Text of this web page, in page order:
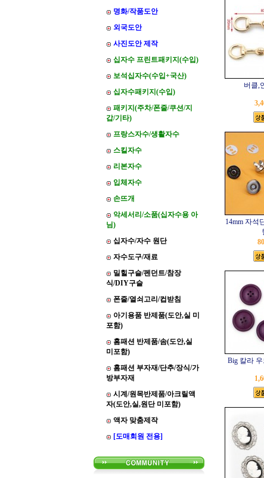
명화/작품도안
외국도안
사진도안 제작
십자수 프린트패키지(수입)
보석십자수(수입+국산)
십자수패키지(수입)
패키지(주차/폰줄/쿠션/지
갑/기타)
프랑스자수/생활자수
스킬자수
리본자수
입체자수
손뜨개
악세서리/소품(십자수용 아
님)
십자수/자수 원단
자수도구/재료
밀힐구슬/펜던트/참장
식/DIY구슬
폰줄/열쇠고리/컵받침
아기용품 반제품(도안,실 미
포함)
홈패션 반제품/솜(도안,실
미포함)
홈패션 부자재/단추/장식/가
방부자재
시계/원목반제품/아크릴액
자(도안,실,원단 미포함)
액자 맞춤제작
[도매회원 전용]
버클,
14mm 자석
Big 칼라